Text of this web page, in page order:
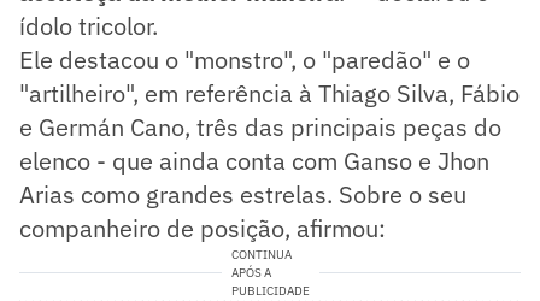
ídolo tricolor.
Ele destacou o "monstro", o "paredão" e o
"artilheiro", em referência à Thiago Silva, Fábio
e Germán Cano, três das principais peças do
elenco - que ainda conta com Ganso e Jhon
Arias como grandes estrelas. Sobre o seu
companheiro de posição, afirmou:
CONTINUA
APÓS A
PUBLICIDADE